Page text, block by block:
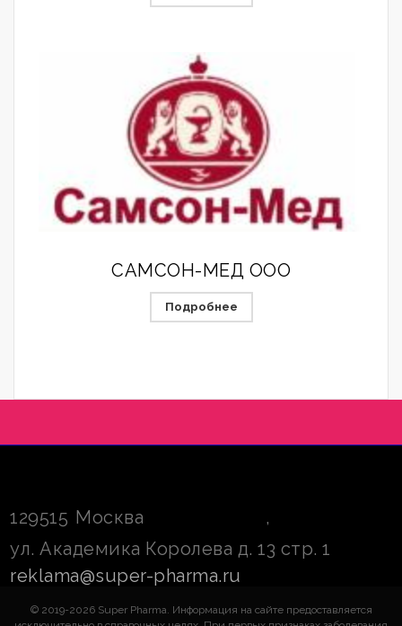
САМСОН-МЕД ООО
Подробнее
129515 Москва
,
ул. Академика Королева д. 13 стр. 1
reklama@super-pharma.ru
© 2019-2026 Super Pharma. Информация на сайте предоставляется